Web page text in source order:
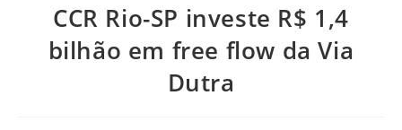
CCR Rio-SP investe R$ 1,4
bilhão em free flow da Via
Dutra